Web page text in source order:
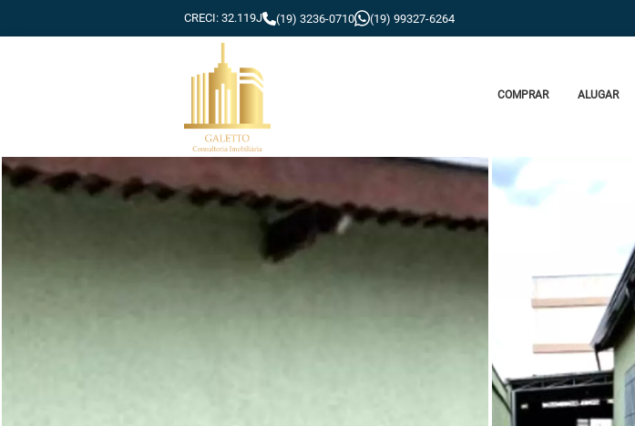
CRECI: 32.119J (19) 3236-0710 (19) 99327-6264
COMPRAR ALUGAR